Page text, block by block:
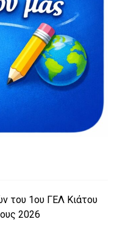
του 1ου ΓΕΛ Κιάτου
2026